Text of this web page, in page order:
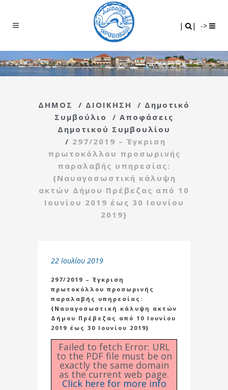
| | ->
ΔΗΜΟΣ / ΔΙΟΙΚΗΣΗ / Δημοτικό
Συμβούλιο
/ Αποφάσεις
Δημοτικού Συμβουλίου
/ 297/2019 – Έγκριση
πρωτοκόλλου προσωρινής
παραλαβής υπηρεσίας:
{Ναυαγοσωστική κάλυψη
ακτών Δήμου Πρέβεζας από 10
Ιουνίου 2019 έως 30 Ιουνίου
2019}
22 Ιουλίου 2019
297/2019 – Έγκριση
πρωτοκόλλου προσωρινής
παραλαβής υπηρεσίας:
{Ναυαγοσωστική κάλυψη ακτών
Δήμου Πρέβεζας από 10 Ιουνίου
2019 έως 30 Ιουνίου 2019}
Failed to fetch Error: URL
to the PDF file must be on
exactly the same domain
as the current web page.
Click here for more info